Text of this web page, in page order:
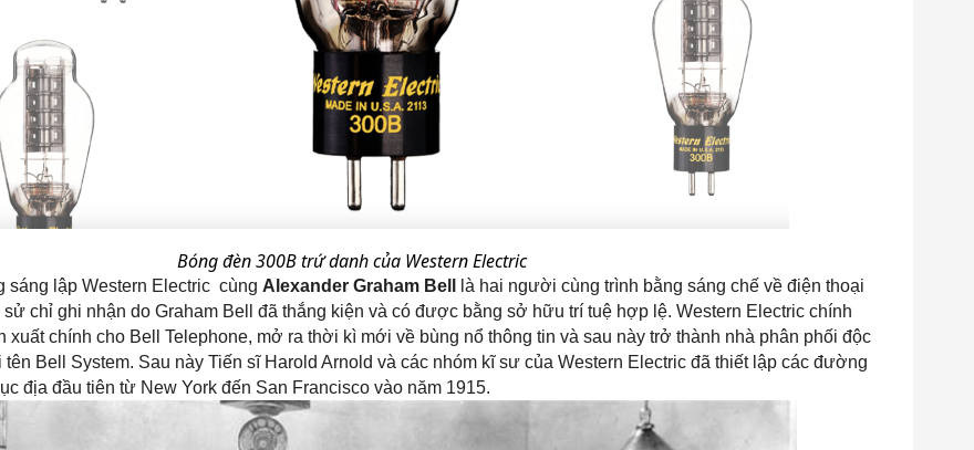
Bóng đèn 300B trứ danh của Western Electric
sáng lập Western Electric  cùng Alexander Graham Bell
là hai người cùng trình bằng sáng chế về điện thoại
chỉ ghi nhận do Graham Bell đã thắng kiện và có được bằng sở hữu trí tuệ hợp lệ. Western Electric chính
xuất chính cho Bell Telephone, mở ra thời kì mới về bùng nổ thông tin và sau này trở thành nhà phân phối độc
Bell System. Sau này Tiến sĩ Harold Arnold và các nhóm kĩ sư của Western Electric đã thiết lập các đường
địa đầu tiên từ New York đến San Francisco vào năm 1915.